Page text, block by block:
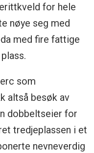
for hele
nøye seg med
med fire fattige
som
altså besøk av
dobbeltseier for
tredjeplassen i et
nevneverdig